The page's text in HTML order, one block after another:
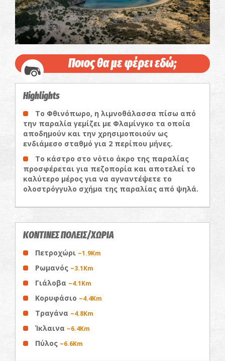
Ποιος θα με φέρει εδώ;
Highlights
Το Φθινόπωρο, η λιμνοθάλασσα πίσω από
την παραλία γεμίζει με Φλαμίνγκο τα οποία
αποδημούν και την χρησιμοποιούν ως
ενδιάμεσο σταθμό για 2 περίπου μήνες.
Το κάστρο στο νότιο άκρο της παραλίας
προσφέρεται για πεζοπορία και αποτελεί το
καλύτερο μέρος για να αγναντέψετε το
ολοστρόγγυλο σχήμα της παραλίας από ψηλά.
ΚΟΝΤΙΝΕΣ ΠΟΛΕΙΣ/ΧΩΡΙΑ
Πετροχώρι ~1.9Km
Ρωμανός ~3.1Km
Γιάλοβα ~4.1Km
Κορυφάσιο ~4.4Km
Τραγάνα ~4.8Km
Ίκλαινα ~6.4Km
Πύλος ~6.6Km